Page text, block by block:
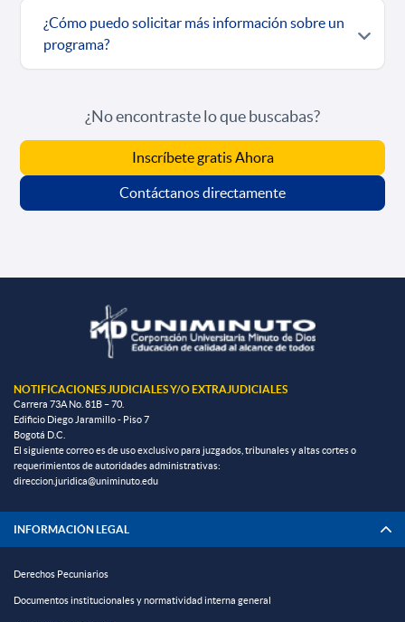
¿Cómo puedo solicitar más información sobre un
programa?
¿No encontraste lo que buscabas?
Inscríbete gratis Ahora
Contáctanos directamente
NOTIFICACIONES JUDICIALES Y/O EXTRAJUDICIALES
Carrera 73A No. 81B – 70.
Edificio Diego Jaramillo - Piso 7
Bogotá D.C.
El siguiente correo es de uso exclusivo para juzgados, tribunales y altas cortes o
requerimientos de autoridades administrativas:
direccion.juridica@uniminuto.edu
INFORMACIÓN LEGAL
Derechos Pecuniarios
Documentos institucionales y normatividad interna general